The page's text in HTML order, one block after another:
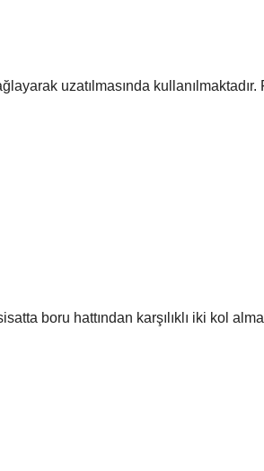
uzatılmasında
boru hattından karşılıklı iki kol